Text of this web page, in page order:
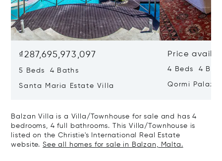
₫287,695,973,097
5 Beds 4 Baths
Santa Maria Estate Villa
Price
4 Beds 4
Qormi
Balzan Villa is a Villa/Townhouse for sale and has 4
bedrooms, 4 full bathrooms. This Villa/Townhouse is
listed on the Christie's International Real Estate
website. See all homes for sale in Balzan, Malta.